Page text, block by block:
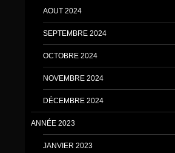
AOUT 2024
SEPTEMBRE 2024
OCTOBRE 2024
NOVEMBRE 2024
DÉCEMBRE 2024
ANNÉE 2023
JANVIER 2023